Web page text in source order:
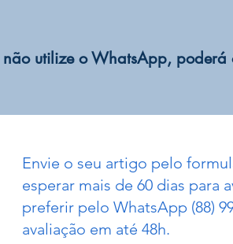
não utilize o WhatsApp,
Envie o seu artigo pelo
esperar mais de 60 dias para
preferir pelo WhatsApp (88)
avaliação em até 48h.